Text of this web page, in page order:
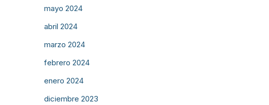
mayo 2024
abril 2024
marzo 2024
febrero 2024
enero 2024
diciembre 2023